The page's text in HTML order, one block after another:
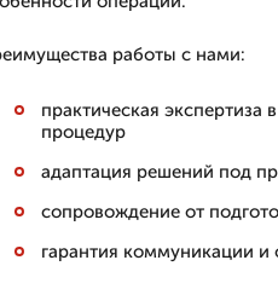
работы с нами:
практическая
процедур
адаптация решений под
сопровождение от
гарантия коммуникации и